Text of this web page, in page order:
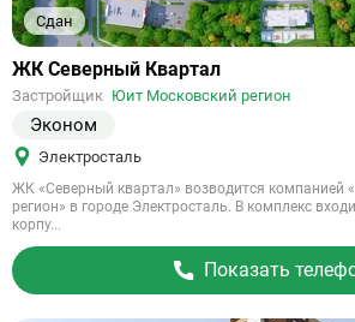
Сдан
Ссылка
объект
ЖК Северный Квартал
Застройщик Юит Московский регион
Эконом
Электросталь
ЖК «Северный квартал» возводится компанией
регион» в городе Электросталь. В комплекс
корпу...
Показать